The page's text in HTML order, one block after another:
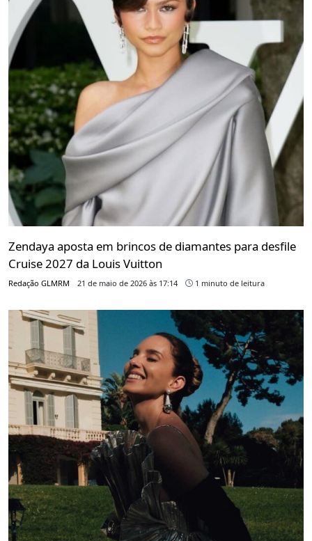
Zendaya aposta em brincos de diamantes para desfile
Cruise 2027 da Louis Vuitton
Redação GLMRM 21 de maio de 2026 às 17:14 1 minuto de leitura